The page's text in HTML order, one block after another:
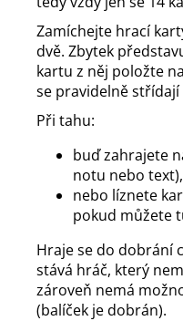
Zamíchejte hrací
dvě. Zbytek
kartu z něj položte
se pravidelně střídají
Při tahu:
buď zahrajete
notu nebo text),
nebo líznete
pokud můžete
Hraje se do dobrání
stává hráč, který
zároveň nemá
(balíček je dobrán).